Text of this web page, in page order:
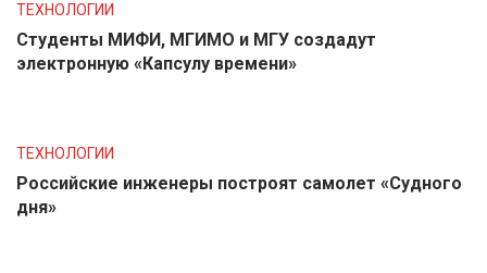
ТЕХНОЛОГИИ
Студенты МИФИ, МГИМО и МГУ создадут
электронную «Капсулу времени»
ТЕХНОЛОГИИ
Российские инженеры построят самолет «Судного
дня»